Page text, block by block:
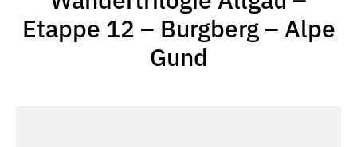
Etappe 12 – Burgberg – Alpe
Gund